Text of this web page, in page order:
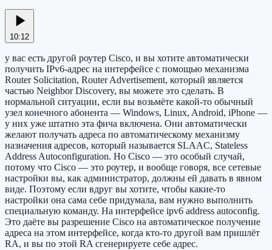
10:12
у вас есть другой роутер Cisco, и вы хотите автоматически
получить IPv6-адрес на интерфейсе с помощью механизма
Router Solicitation, Router Advertisement, который является
частью Neighbor Discovery, вы можете это сделать. В
нормальной ситуации, если вы возьмёте какой-то обычный
узел конечного абонента — Windows, Linux, Android, iPhone —
у них уже штатно эта фича включена. Они автоматически
желают получать адреса по автоматическому механизму
назначения адресов, который называется SLAAC, Stateless
Address Autoconfiguration. Но Cisco — это особый случай,
потому что Cisco — это роутер, и вообще говоря, все сетевые
настройки вы, как администратор, должны ей давать в явном
виде. Поэтому если вдруг вы хотите, чтобы какие-то
настройки она сама себе придумала, вам нужно выполнить
специальную команду. На интерфейсе ipv6 address autoconfig.
Это даёте вы разрешение Cisco на автоматическое получение
адреса на этом интерфейсе, когда кто-то другой вам пришлёт
RA, и вы по этой RA сгенерируете себе адрес.